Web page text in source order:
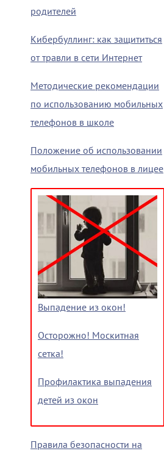
родителей
Кибербуллинг: как защититься
от травли в сети Интернет
Методические рекомендации
по использованию мобильных
телефонов в школе
Положение об использовании
мобильных телефонов в лицее
Выпадение из окон!
Осторожно! Москитная
сетка!
Профилактика выпадения
детей из окон
Правила безопасности на